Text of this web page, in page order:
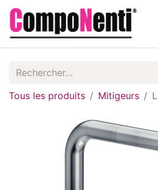
Tous les produits Mitigeurs